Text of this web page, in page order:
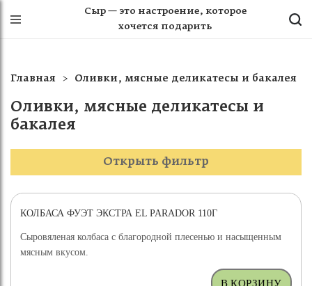
Сыр — это настроение, которое
хочется подарить
Главная Оливки, мясные деликатесы и бакалея
Оливки, мясные деликатесы и
бакалея
Открыть фильтр
КОЛБАСА ФУЭТ ЭКСТРА EL PARADOR 110Г
Сыровяленая колбаса с благородной плесенью и насыщенным
мясным вкусом.